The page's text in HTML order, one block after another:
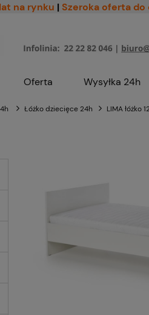
na rynku | Szeroka oferta do
Oferta Wysyłka 24h
Łóżko dziecięce 24h LIMA łóżko